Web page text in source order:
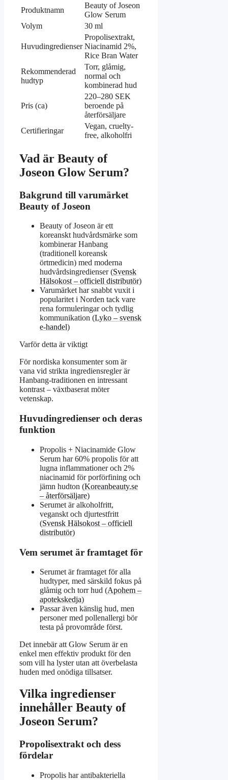
Produktnamn
Beauty of Joseon
Glow Serum
Volym
30 ml
Huvudingredienser
Propolisextrakt,
Niacinamid 2%,
Rice Bran Water
Rekommenderad
hudtyp
Torr, glåmig,
normal och
kombinerad hud
Pris (ca)
220–280 SEK
beroende på
återförsäljare
Certifieringar
Vegan, cruelty-
free, alkoholfri
Vad är Beauty of
Joseon Glow Serum?
Bakgrund till varumärket
Beauty of Joseon
Beauty of Joseon är ett
koreanskt hudvårdsmärke som
kombinerar Hanbang
(traditionell koreansk
örtmedicin) med moderna
hudvårdsingredienser (Svensk
Hälsokost – officiell distributör)
Varumärket har snabbt vuxit i
popularitet i Norden tack vare
rena formuleringar och tydlig
kommunikation (Lyko – svensk
e‑handel)
Varför detta är viktigt
För nordiska konsumenter som är
vana vid strikta ingrediensregler är
Hanbang-traditionen en intressant
kontrast – växtbaserat möter
vetenskap.
Huvudingredienser och deras
funktion
Propolis + Niacinamide Glow
Serum har 60% propolis för att
lugna inflammationer och 2%
niacinamid för porförfining och
jämn hudton (Koreanbeauty.se
– återförsäljare)
Serumet är alkoholfritt,
veganskt och djurtestfritt
(Svensk Hälsokost – officiell
distributör)
Vem serumet är framtaget för
Serumet är framtaget för alla
hudtyper, med särskild fokus på
glåmig och torr hud (Apohem –
apotekskedja)
Passar även känslig hud, men
personer med pollenallergi bör
testa på provområde först.
Det innebär att Glow Serum är en
enkel men effektiv produkt för den
som vill ha lyster utan att överbelasta
huden med onödiga tillsatser.
Vilka ingredienser
innehåller Beauty of
Joseon Serum?
Propolisextrakt och dess
fördelar
Propolis har antibakteriella